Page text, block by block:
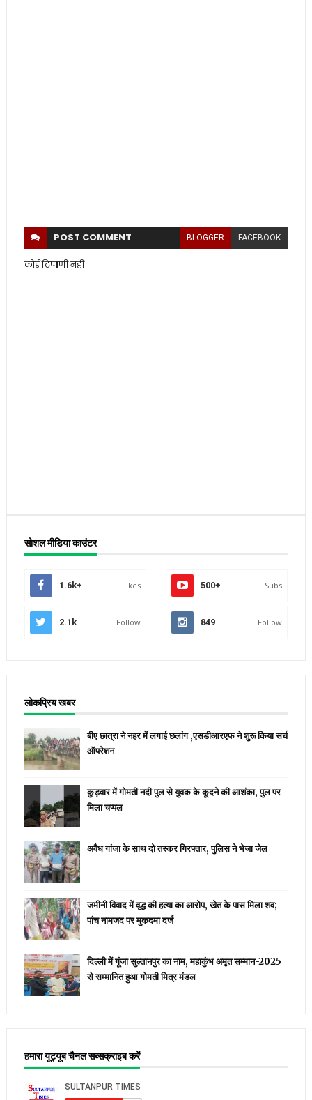
POST COMMENT BLOGGER FACEBOOK
कोई टिप्पणी नहीं
सोशल मीडिया काउंटर
1.6k+ Likes 500+ Subs
2.1k Follow 849 Follow
लोकप्रिय खबर
बीए छात्रा ने नहर में लगाई छलांग ,एसडीआरएफ ने शुरू किया सर्च
ऑपरेशन
कुड़वार में गोमती नदी पुल से युवक के कूदने की आशंका, पुल पर
मिला चप्पल
अवैध गांजा के साथ दो तस्कर गिरफ्तार, पुलिस ने भेजा जेल
जमीनी विवाद में वृद्ध की हत्या का आरोप, खेत के पास मिला शव;
पांच नामजद पर मुकदमा दर्ज
दिल्ली में गूंजा सुल्तानपुर का नाम, महाकुंभ अमृत सम्मान-2025
से सम्मानित हुआ गोमती मित्र मंडल
हमारा यूट्यूब चैनल सब्सक्राइब करें